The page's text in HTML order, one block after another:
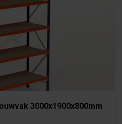
3000x1900x800mm